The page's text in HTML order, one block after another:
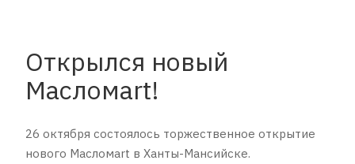
Открылся новый
Масломart!
26 октября состоялось торжественное открытие
нового Масломart в Ханты-Мансийске.